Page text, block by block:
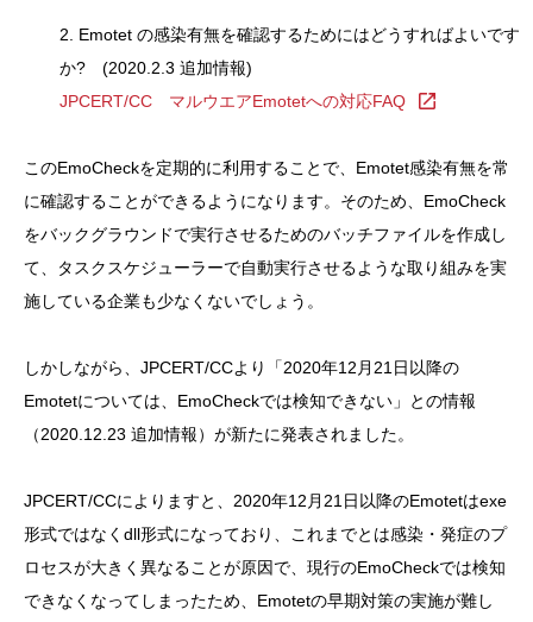
2. Emotet の感染有無を確認するためにはどうすればよいです
か? (2020.2.3 追加情報)
JPCERT/CC マルウエアEmotetへの対応FAQ
このEmoCheckを定期的に利用することで、Emotet感染有無を常
に確認することができるようになります。そのため、EmoCheck
をバックグラウンドで実行させるためのバッチファイルを作成し
て、タスクスケジューラーで自動実行させるような取り組みを実
施している企業も少なくないでしょう。
しかしながら、JPCERT/CCより「2020年12月21日以降の
Emotetについては、EmoCheckでは検知できない」との情報
（2020.12.23 追加情報）が新たに発表されました。
JPCERT/CCによりますと、2020年12月21日以降のEmotetはexe
形式ではなくdll形式になっており、これまでとは感染・発症のプ
ロセスが大きく異なることが原因で、現行のEmoCheckでは検知
できなくなってしまったため、Emotetの早期対策の実施が難し